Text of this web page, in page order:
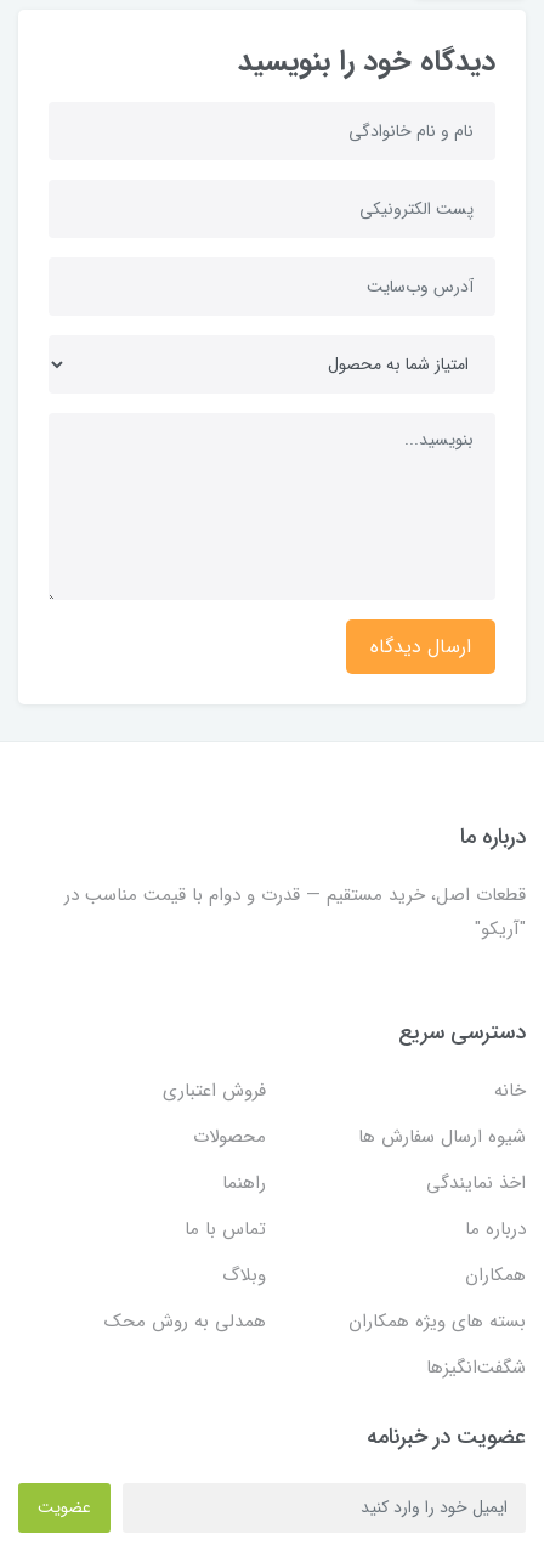
دیدگاه خود را بنویسید
ارسال دیدگاه
درباره ما
قطعات اصل، خرید مستقیم — قدرت و دوام با قیمت مناسب در
"آریکو"
دسترسی سریع
خانه
فروش اعتباری
شیوه ارسال سفارش ها
محصولات
اخذ نمایندگی
راهنما
درباره ما
تماس با ما
همکاران
وبلاگ
بسته های ویژه همکاران
همدلی به روش محک
شگفت‌انگیزها
عضویت در خبرنامه
عضویت